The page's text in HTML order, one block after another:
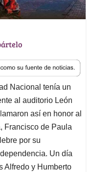
Nacional tenía un
al auditorio León
así en honor al
Francisco de Paula
por su
Un día
Alfredo y Humberto